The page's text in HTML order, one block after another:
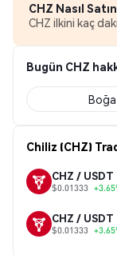
CHZ Nasıl
CHZ ilkini kaç
Bugün CHZ
Boğa
Chiliz (CHZ)
CHZ / USDT
$0.01333
CHZ / USDT
$0.01333